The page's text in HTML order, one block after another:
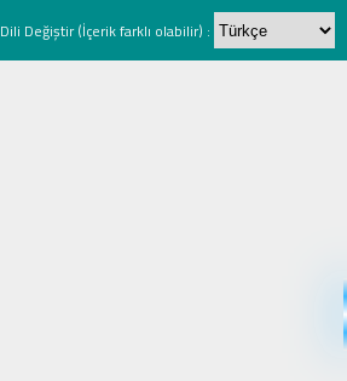
Dili Değiştir (İçerik farklı olabilir) :